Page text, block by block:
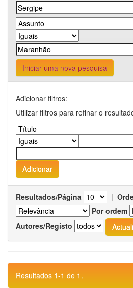
Iniciar uma nova pesquisa
Adicionar filtros:
Utilizar filtros para refinar o
Resultados/Página |
Por ordem
Autores/Registo
Resultados 1-1 de 1.